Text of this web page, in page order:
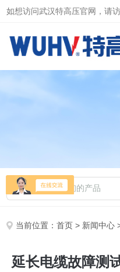
如想访问武汉特高压官网，请
当前位置：首页 > 新闻中心
延长电缆故障测